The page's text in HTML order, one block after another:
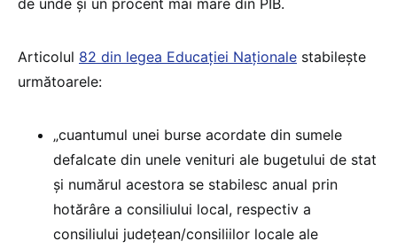
de unde și un procent mai mare din PIB.
Articolul 82 din legea Educației Naționale stabilește
următoarele:
„cuantumul unei burse acordate din sumele
defalcate din unele venituri ale bugetului de stat
și numărul acestora se stabilesc anual prin
hotărâre a consiliului local, respectiv a
consiliului județean/consiliilor locale ale